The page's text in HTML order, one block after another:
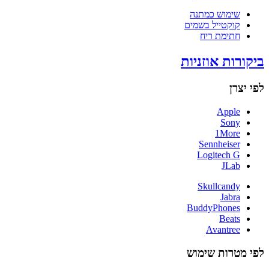
שימוש כמתנה
קוקטייל בשמים
חתימת ריח
ביקורות אוזניות
לפי יצרן
Apple
Sony
1More
Sennheiser
Logitech G
JLab
Skullcandy
Jabra
BuddyPhones
Beats
Avantree
לפי מטרות שימוש